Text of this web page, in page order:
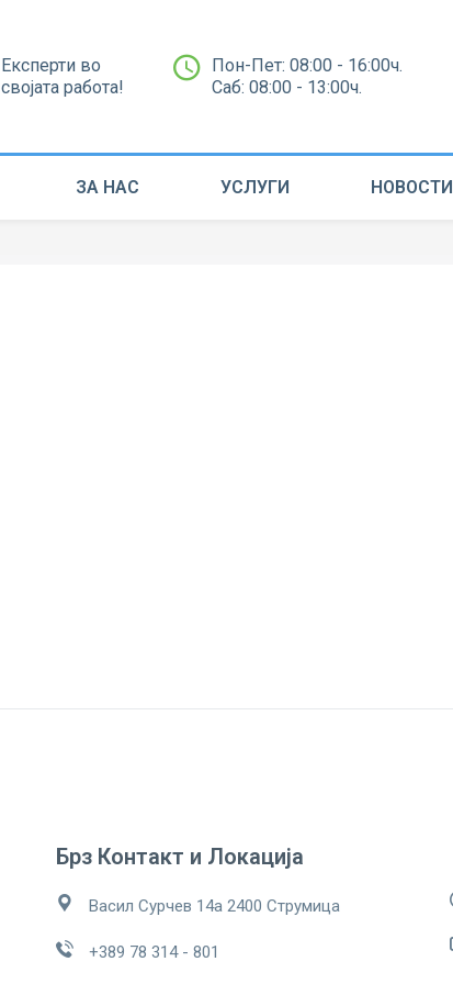
Експерти во
својата работа!
Пон-Пет: 08:00 - 16:00ч.
Саб: 08:00 - 13:00ч.
ЗА НАС УСЛУГИ НОВОСТИ
Брз Контакт и Локација
Васил Сурчев 14а 2400 Струмица
+389 78 314 - 801